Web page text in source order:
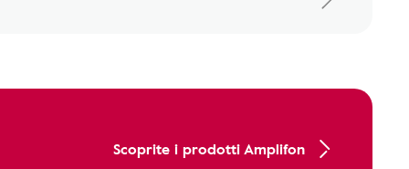
Scoprite i prodotti Amplifon